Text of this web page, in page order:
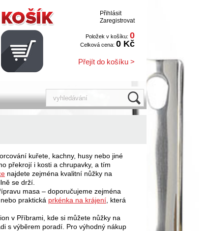
Přihlásit
Zaregistrovat
Položek v košíku: 0
Celková cena: 0 Kč
Přejít do košíku >
kuřete, kachny, husy nebo jiné
překrojí i kosti a chrupavky, a tím
najdete zejména kvalitní nůžky na
se drží.
masa – doporučujeme zejména
praktická prkénka na krájení , která
v Příbrami, kde si můžete nůžky na
s výběrem poradí. Pro výhodný nákup